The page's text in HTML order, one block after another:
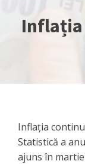
Inflația
Inflația
Statistică a
ajuns în